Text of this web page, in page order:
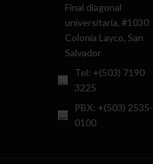
Final diagonal
universitaria, #1030
Colonia Layco, San
Salvador
Tel: +(503) 7190
3225
PBX: +(503) 2535-
0100